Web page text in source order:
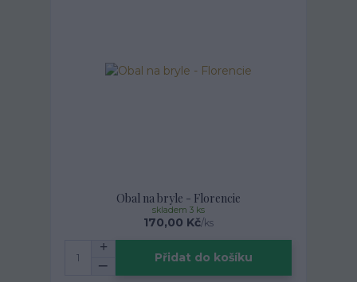
Obal na bryle - Florencie
170,00 Kč/ks
skladem 3 ks
Přidat do košíku